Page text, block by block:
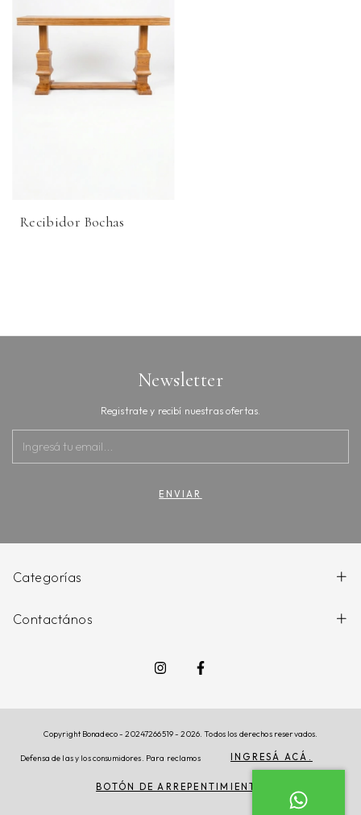
Recibidor Bochas
Newsletter
Registrate y recibí nuestras ofertas.
Categorías
Contactános
Copyright Bonadeco - 20247266519 - 2026. Todos los derechos reservados.
Defensa de las y los consumidores. Para reclamos INGRESÁ ACÁ.
BOTÓN DE ARREPENTIMIENTO